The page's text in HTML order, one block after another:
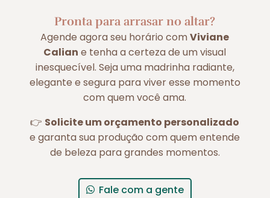
Pronta para arrasar no altar?
Agende agora seu horário comViviane
Calian e tenha a certeza de um visual
inesquecível. Seja uma madrinha radiante,
elegante e segura para viver esse momento
com quem você ama.
👉 Solicite um orçamento personalizado
e garanta sua produção com quem entende
de beleza para grandes momentos.
Fale com a gente